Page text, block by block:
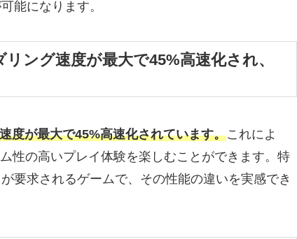
能になります。
ング速度が最大で45%高速化され、
度が最大で45%高速化されています。これによ
性の高いプレイ体験を楽しむことができます。特
要求されるゲームで、その性能の違いを実感でき